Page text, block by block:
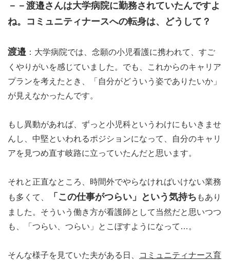
－－渡邉さんは大学病院に勤務されていたんですよ
ね。コミュニティナースへの転身は、どうして？
渡邉 ：大学病院では、念願の小児看護に携われて、すご
くやりがいを感じていました。でも、これからのキャリア
プランを考えたとき、「自分がどういう姿でありたいか」
が見えなかったんです。
もし異動があれば、ずっと小児科というわけにもいきませ
んし、中堅といわれるポジションになって、自分のキャリ
アを見つめ直す岐路に立っていたんだと思います。
それと正直なところ、時間外でやらなければいけない業務
も多くて、
「この仕事がつらい」という気持ち もあり
ました。そういう働き方が看護師として当然だと思いつつ
も、「つらい、つらい」とこぼすようになって…。
そんな様子を見ていた夫がある日、
コミュニティナース育